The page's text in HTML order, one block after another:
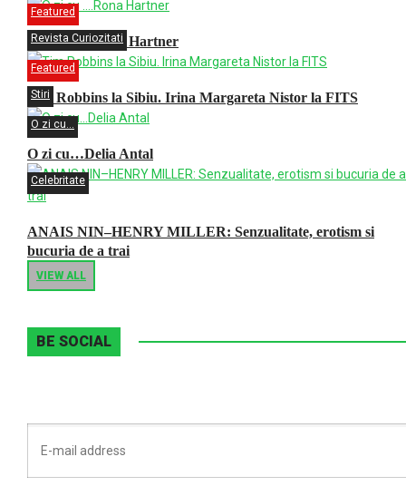
Featured
Revista Curiozitati
O zi cu ….Rona Hartner
Featured
Stiri
Tim Robbins la Sibiu. Irina Margareta Nistor la FITS
O zi cu...
O zi cu…Delia Antal
Celebritate
ANAIS NIN–HENRY MILLER: Senzualitate, erotism si
bucuria de a trai
VIEW ALL
BE SOCIAL